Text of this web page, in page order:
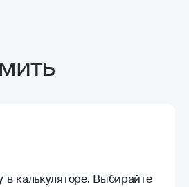
в калькуляторе. Выбирайте